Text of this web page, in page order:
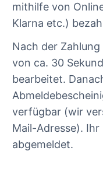
mithilfe von
Klarna etc.)
Nach der
von ca. 30
bearbeitet.
verfügbar (wir
Mail-Adresse).
abgemeldet.